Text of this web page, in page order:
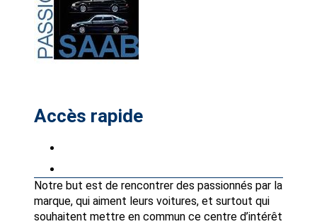
Accès rapide
Notre but est de rencontrer des passionnés par la
marque, qui aiment leurs voitures, et surtout qui
souhaitent mettre en commun ce centre d’intérêt